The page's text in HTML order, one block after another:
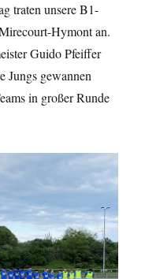
traten unsere B1-
Hymont an.
Guido Pfeiffer
Jungs gewannen
in großer Runde